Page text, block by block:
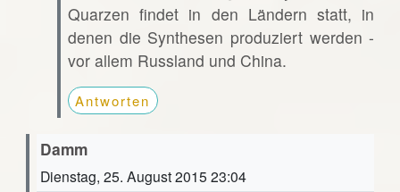
Quarzen findet in den Ländern statt, in
denen die Synthesen produziert werden -
vor allem Russland und China.
Antworten
Damm
Dienstag, 25. August 2015 23:04